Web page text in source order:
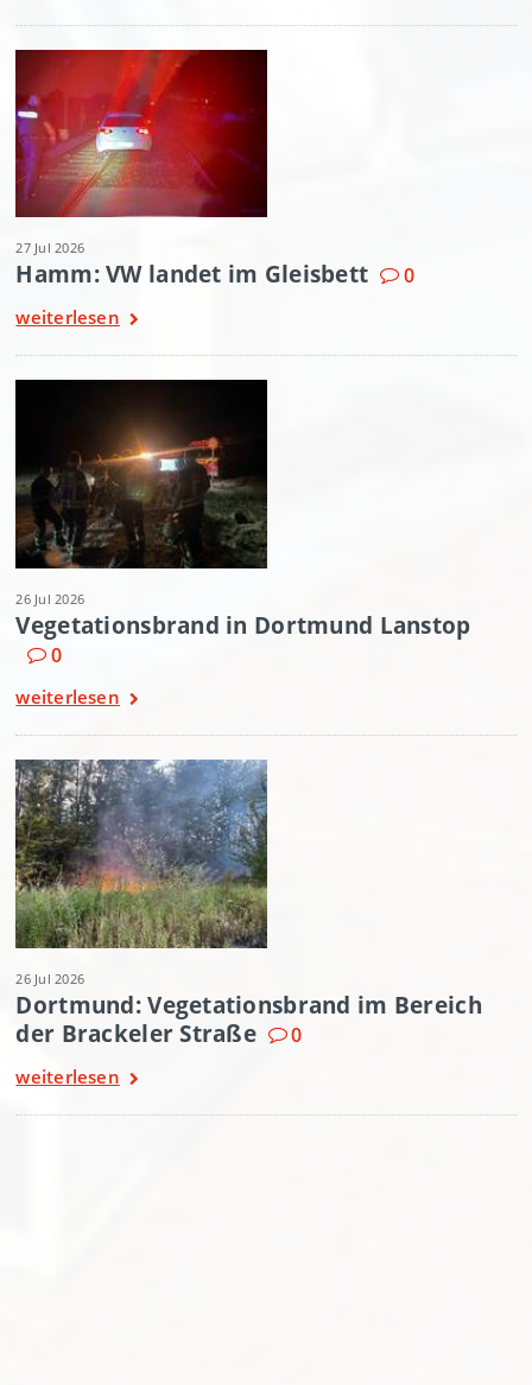
27 Jul 2026
Hamm: VW landet im Gleisbett 0
weiterlesen
26 Jul 2026
Vegetationsbrand in Dortmund Lanstop
0
weiterlesen
26 Jul 2026
Dortmund: Vegetationsbrand im Bereich
der Brackeler Straße
0
weiterlesen